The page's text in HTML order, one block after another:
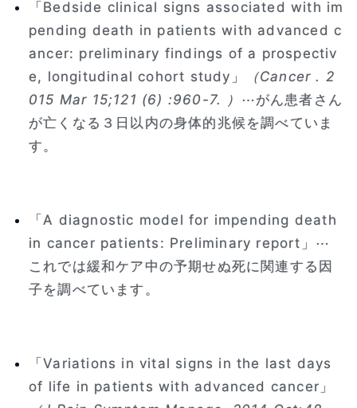
「Bedside clinical signs associated with im
pending death in patients with advanced c
ancer: preliminary findings of a prospectiv
e, longitudinal cohort study」
（Cancer . 2
015 Mar 15;121 (6) :960-7. ）
⋯がん患者さん
が亡くなる３日以内の身体的兆候を調べていま
す。
「A diagnostic model for impending death
in cancer patients: Preliminary report」⋯
これでは緩和ケア中の予期せぬ死に関連する因
子を調べています。
「Variations in vital signs in the last days
of life in patients with advanced cancer」